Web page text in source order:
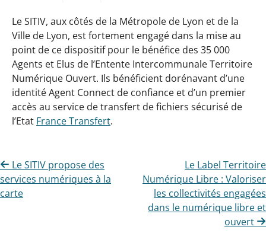
Le SITIV, aux côtés de la Métropole de Lyon et de la
Ville de Lyon, est fortement engagé dans la mise au
point de ce dispositif pour le bénéfice des 35 000
Agents et Elus de l’Entente Intercommunale Territoire
Numérique Ouvert. Ils bénéficient dorénavant d’une
identité Agent Connect de confiance et d’un premier
accès au service de transfert de fichiers sécurisé de
l’Etat France Transfert.
Navigation
de
Le SITIV propose des
services numériques à la
carte
Le Label Territoire
Numérique Libre : Valoriser
les collectivités engagées
dans le numérique libre et
ouvert